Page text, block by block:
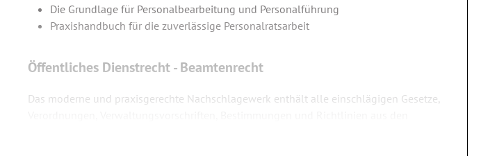
Die Grundlage für Personalbearbeitung und Personalführung
Praxishandbuch für die zuverlässige Personalratsarbeit
Öffentliches Dienstrecht - Beamtenrecht
Das moderne und praxisgerechte Nachschlagewerk enthält alle einschlägigen Gesetze,